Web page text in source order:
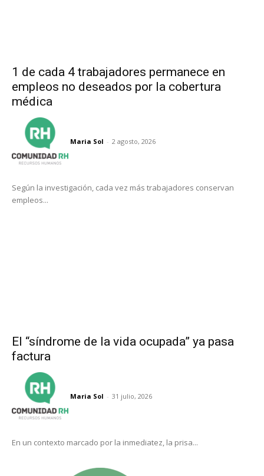
1 de cada 4 trabajadores permanece en
empleos no deseados por la cobertura
médica
Maria Sol - 2 agosto, 2026
Según la investigación, cada vez más trabajadores conservan
empleos...
El “síndrome de la vida ocupada” ya pasa
factura
Maria Sol - 31 julio, 2026
En un contexto marcado por la inmediatez, la prisa...